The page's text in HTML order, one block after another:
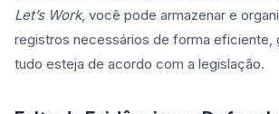
Let’s Work, você pode armazenar e
registros necessários de forma eficiente,
tudo esteja de acordo com a legislação.